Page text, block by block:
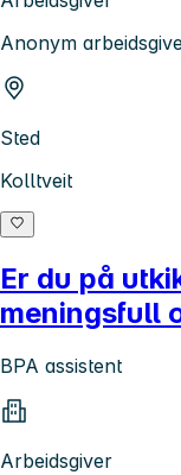
Anonym
Sted
Kolltveit
Er du på
meningsfull
BPA assistent
Arbeidsgiver